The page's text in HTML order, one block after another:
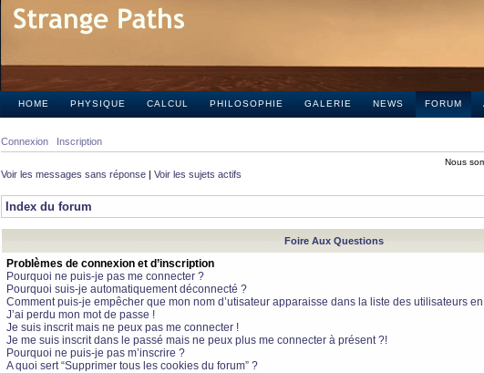
HOME PHYSIQUE CALCUL PHILOSOPHIE GALERIE NEWS FORUM
Connexion Inscription
Nous
Voir les messages sans réponse | Voir les sujets actifs
Index du forum
Foire Aux Questions
Problèmes de connexion et d’inscription
Pourquoi ne puis-je pas me connecter ?
Pourquoi suis-je automatiquement déconnecté ?
Comment puis-je empêcher que mon nom d’utisateur apparaisse dans la liste des utilisateurs
J’ai perdu mon mot de passe !
Je suis inscrit mais ne peux pas me connecter !
Je me suis inscrit dans le passé mais ne peux plus me connecter à présent ?!
Pourquoi ne puis-je pas m’inscrire ?
A quoi sert “Supprimer tous les cookies du forum” ?